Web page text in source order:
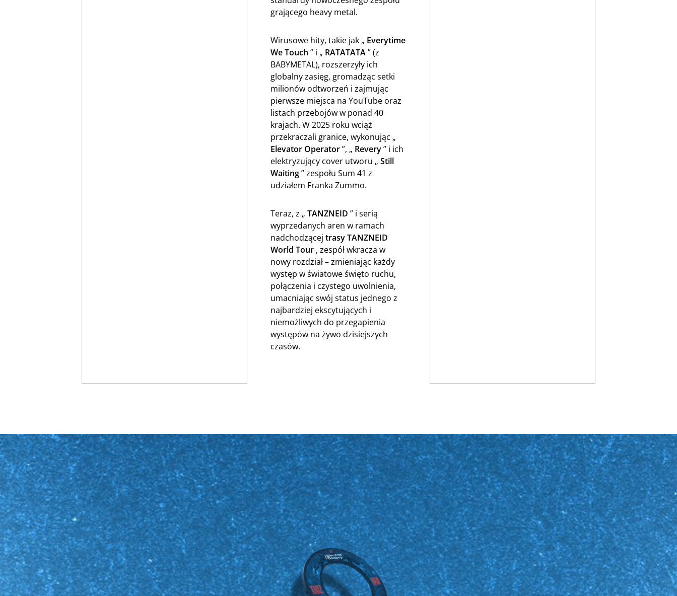
grającego heavy metal.
Wirusowe hity, takie jak „ Everytime
We Touch ” i „ RATATATA” (z
BABYMETAL), rozszerzyły ich
globalny zasięg, gromadząc setki
milionów odtworzeń i zajmując
pierwsze miejsca na YouTube oraz
listach przebojów w ponad 40
krajach. W 2025 roku wciąż
przekraczali granice, wykonując „
Elevator Operator”, „ Revery” i ich
elektryzujący cover utworu „Still
Waiting” zespołu Sum 41 z
udziałem Franka Zummo.
Teraz, z „TANZNEID ” i serią
wyprzedanych aren w ramach
nadchodzącejtrasyTANZNEID
World Tour , zespół wkracza w
nowy rozdział – zmieniając każdy
występ w światowe święto ruchu,
połączenia i czystego uwolnienia,
umacniając swój status jednego z
najbardziej ekscytujących i
niemożliwych do przegapienia
występów na żywo dzisiejszych
czasów.